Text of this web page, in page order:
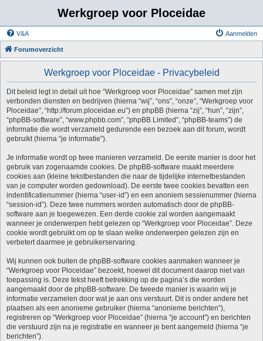
Werkgroep voor Ploceidae
V&A Aanmelden
Forumoverzicht
Werkgroep voor Ploceidae - Privacybeleid
Dit beleid legt in detail uit hoe “Werkgroep voor Ploceidae” samen met zijn
verbonden diensten en bedrijven (hierna “wij”, “ons”, “onze”, “Werkgroep voor
Ploceidae”, “http://forum.ploceidae.eu”) en phpBB (hierna “zij”, “hun”, “zijn”,
“phpBB-software”, “www.phpbb.com”, “phpBB Limited”, “phpBB-teams”) de
informatie die wordt verzameld gedurende een bezoek aan dit forum, wordt
gebruikt (hierna “je informatie”).
Je informatie wordt op twee manieren verzameld. De eerste manier is door het
gebruik van zogenaamde cookies. De phpBB-software maakt meerdere
cookies aan (kleine tekstbestanden die naar de tijdelijke internetbestanden
van je computer worden gedownload). De eerste twee cookies bevatten een
indentificatienummer (hierna “user-id”) en een anoniem sessienummer (hierna
“session-id”). Deze twee nummers worden automatisch door de phpBB-
software aan je toegewezen. Een derde cookie zal worden aangemaakt
wanneer je onderwerpen hebt gelezen op “Werkgroep voor Ploceidae”. Deze
cookie wordt gebruikt om op te slaan welke onderwerpen gelezen zijn en
verbetert daarmee je gebruikerservaring.
Wij kunnen ook buiten de phpBB-software cookies aanmaken wanneer je
“Werkgroep voor Ploceidae” bezoekt, hoewel dit document daarop niet van
toepassing is. Deze tekst heeft betrekking op de pagina’s die worden
aangemaakt door de phpBB-software. De tweede manier is waarin wij je
informatie verzamelen door wat je aan ons verstuurt. Dit is onder andere het
plaatsen als een anonieme gebruiker (hierna “anonieme berichten”),
registreren op “Werkgroep voor Ploceidae” (hierna “je account”) en berichten
die verstuurd zijn na je registratie en wanneer je bent aangemeld (hierna “je
berichten”).